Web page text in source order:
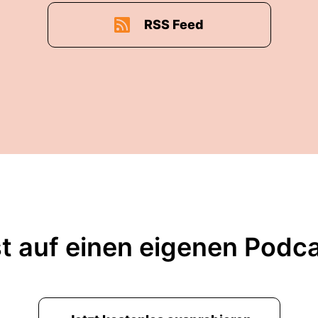
RSS Feed
auf einen eigenen